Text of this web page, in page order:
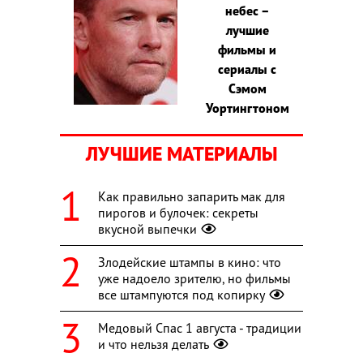
небес –
лучшие
фильмы и
сериалы с
Сэмом
Уортингтоном
ЛУЧШИЕ МАТЕРИАЛЫ
Как правильно запарить мак для
пирогов и булочек: секреты
вкусной выпечки
Злодейские штампы в кино: что
уже надоело зрителю, но фильмы
все штампуются под копирку
Медовый Спас 1 августа - традиции
и что нельзя делать